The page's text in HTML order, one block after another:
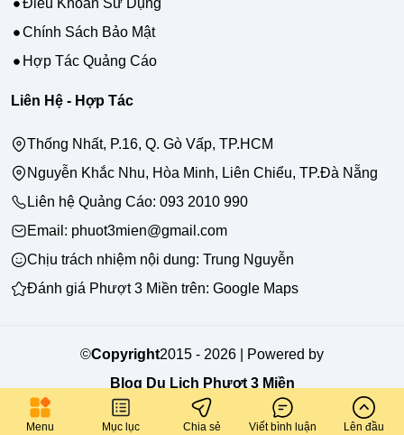
Menu Mục lục Chia sẻ Viết bình luận Lên đầu
Điều Khoản Sử Dụng
Chính Sách Bảo Mật
Hợp Tác Quảng Cáo
Liên Hệ - Hợp Tác
Thống Nhất, P.16, Q. Gò Vấp, TP.HCM
Nguyễn Khắc Nhu, Hòa Minh, Liên Chiểu, TP.Đà Nẵng
Liên hệ Quảng Cáo: 093 2010 990
Email: phuot3mien@gmail.com
Chịu trách nhiệm nội dung: Trung Nguyễn
Đánh giá Phượt 3 Miền trên: Google Maps
©Copyright2015 - 2026 | Powered by
Blog Du Lịch Phượt 3 Miền
Made with
in Sai Gon & Da Nang